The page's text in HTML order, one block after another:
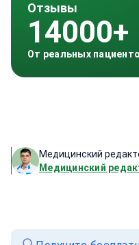
Медицинский
Медицинский
Отзывы
14000+
От реальных